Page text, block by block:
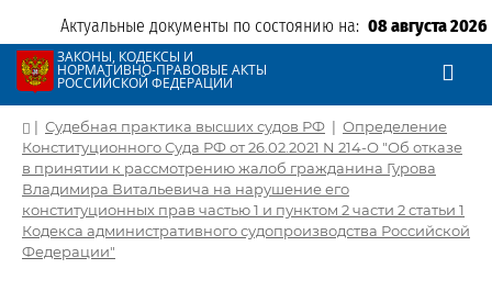
Актуальные документы по состоянию на: 08 августа 2026
ЗАКОНЫ, КОДЕКСЫ И
НОРМАТИВНО-ПРАВОВЫЕ АКТЫ
РОССИЙСКОЙ ФЕДЕРАЦИИ
| Судебная практика высших судов РФ | Определение
Конституционного Суда РФ от 26.02.2021 N 214-О "Об отказе
в принятии к рассмотрению жалоб гражданина Гурова
Владимира Витальевича на нарушение его
конституционных прав частью 1 и пунктом 2 части 2 статьи 1
Кодекса административного судопроизводства Российской
Федерации"